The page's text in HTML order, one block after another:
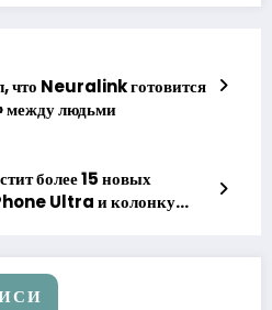
что Neuralink готовится
между людьми
более 15 новых
Ultra и колонку